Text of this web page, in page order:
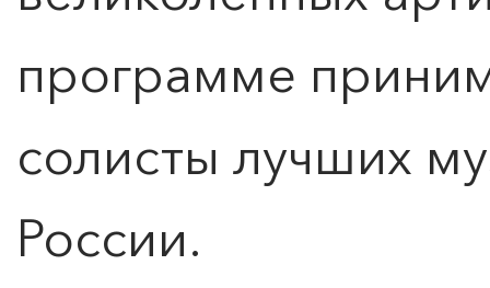
программе
солисты лучших
России.